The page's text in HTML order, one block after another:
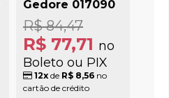
Gedore 017090
R$ 77,71 no
Boleto ou PIX
R$ 84,47
12xde R$ 8,56no
cartão de crédito